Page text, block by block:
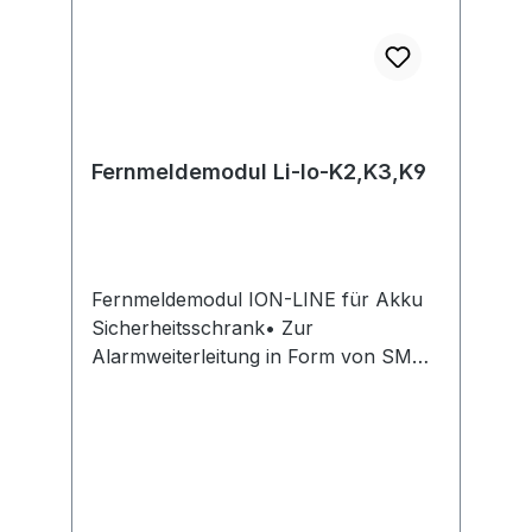
Fernmeldemodul Li-Io-K2,K3,K9
Fernmeldemodul ION-LINE für Akku
Sicherheitsschrank• Zur
Alarmweiterleitung in Form von SMS